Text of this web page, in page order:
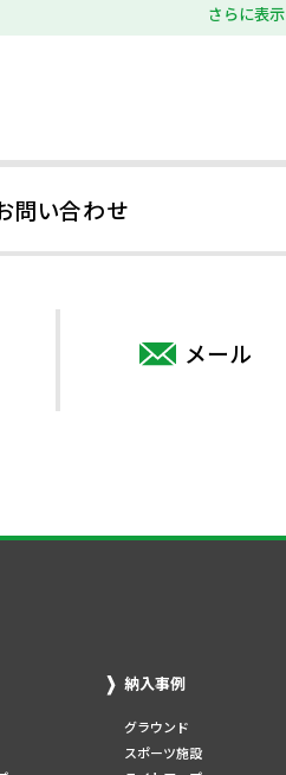
さらに表示
問い合わせ
メール
納入事例
グラウンド
スポーツ施設